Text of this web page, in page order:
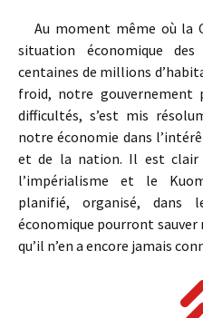
Au moment même où la
situation économique
centaines de millions
froid, notre gouvernement
difficultés, s’est mis
notre économie dans
et de la nation. Il est clair
l’impérialisme et le
planifié, organisé, dans
économique pourront sauver
qu’il n’en a encore jamais